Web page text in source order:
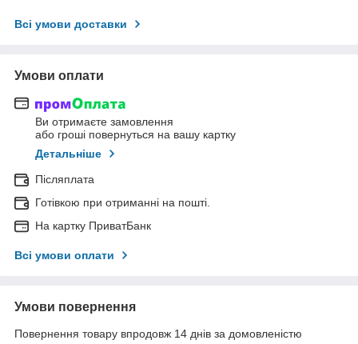
Всі умови доставки
Умови оплати
Ви отримаєте замовлення
або гроші повернуться на вашу картку
Детальніше
Післяплата
Готівкою при отриманні на пошті.
На картку ПриватБанк
Всі умови оплати
Умови повернення
Повернення товару впродовж 14 днів за домовленістю